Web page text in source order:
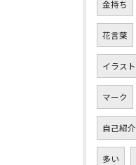
金持ち
花言葉
イラスト
マーク
自己紹介
多い